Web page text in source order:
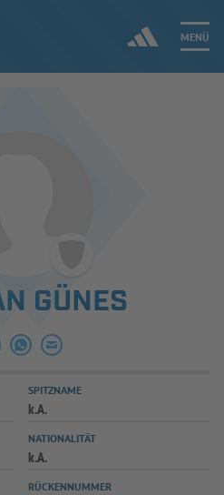
MENÜ
SPIELPLUS
GÜNES
SPITZNAME
k.A.
NATIONALITÄT
k.A.
RÜCKENNUMMER